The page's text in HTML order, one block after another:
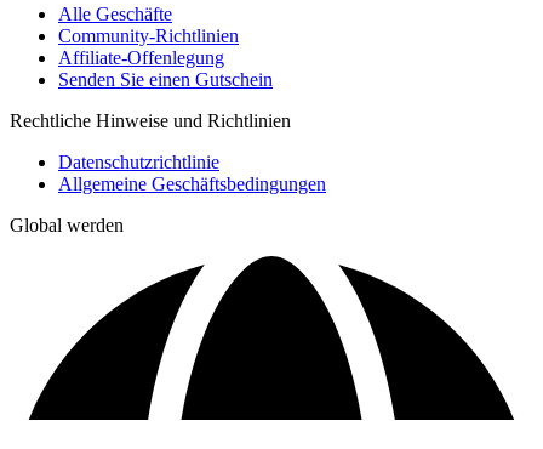
Alle Geschäfte
Community-Richtlinien
Affiliate-Offenlegung
Senden Sie einen Gutschein
Rechtliche Hinweise und Richtlinien
Datenschutzrichtlinie
Allgemeine Geschäftsbedingungen
Global werden